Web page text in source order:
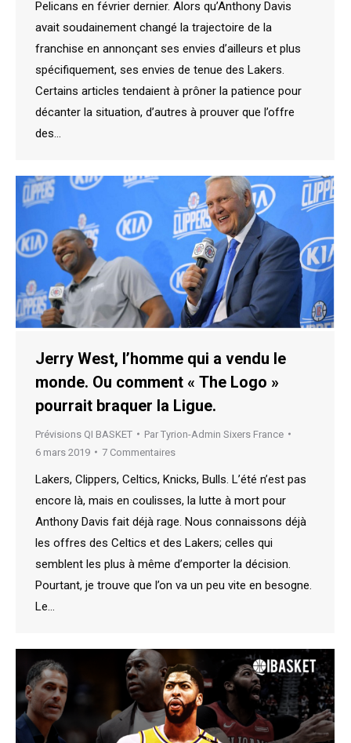
Pelicans en février dernier. Alors qu’Anthony Davis
avait soudainement changé la trajectoire de la
franchise en annonçant ses envies d’ailleurs et plus
spécifiquement, ses envies de tenue des Lakers.
Certains articles tendaient à prôner la patience pour
décanter la situation, d’autres à prouver que l’offre
des…
Jerry West, l’homme qui a vendu le
monde. Ou comment « The Logo »
pourrait braquer la Ligue.
Prévisions QI BASKET Par Tyrion-Admin Sixers France
6 mars 2019
7 Commentaires
Lakers, Clippers, Celtics, Knicks, Bulls. L’été n’est pas
encore là, mais en coulisses, la lutte à mort pour
Anthony Davis fait déjà rage. Nous connaissons déjà
les offres des Celtics et des Lakers; celles qui
semblent les plus à même d’emporter la décision.
Pourtant, je trouve que l’on va un peu vite en besogne.
Le…